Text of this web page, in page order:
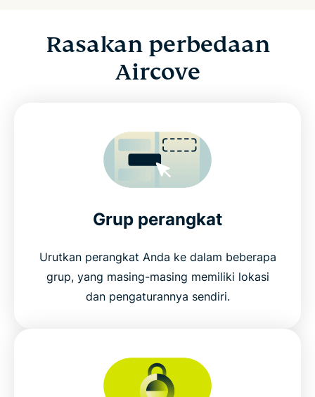
Rasakan perbedaan
Aircove
Grup perangkat
Urutkan perangkat Anda ke dalam beberapa
grup, yang masing-masing memiliki lokasi
dan pengaturannya sendiri.